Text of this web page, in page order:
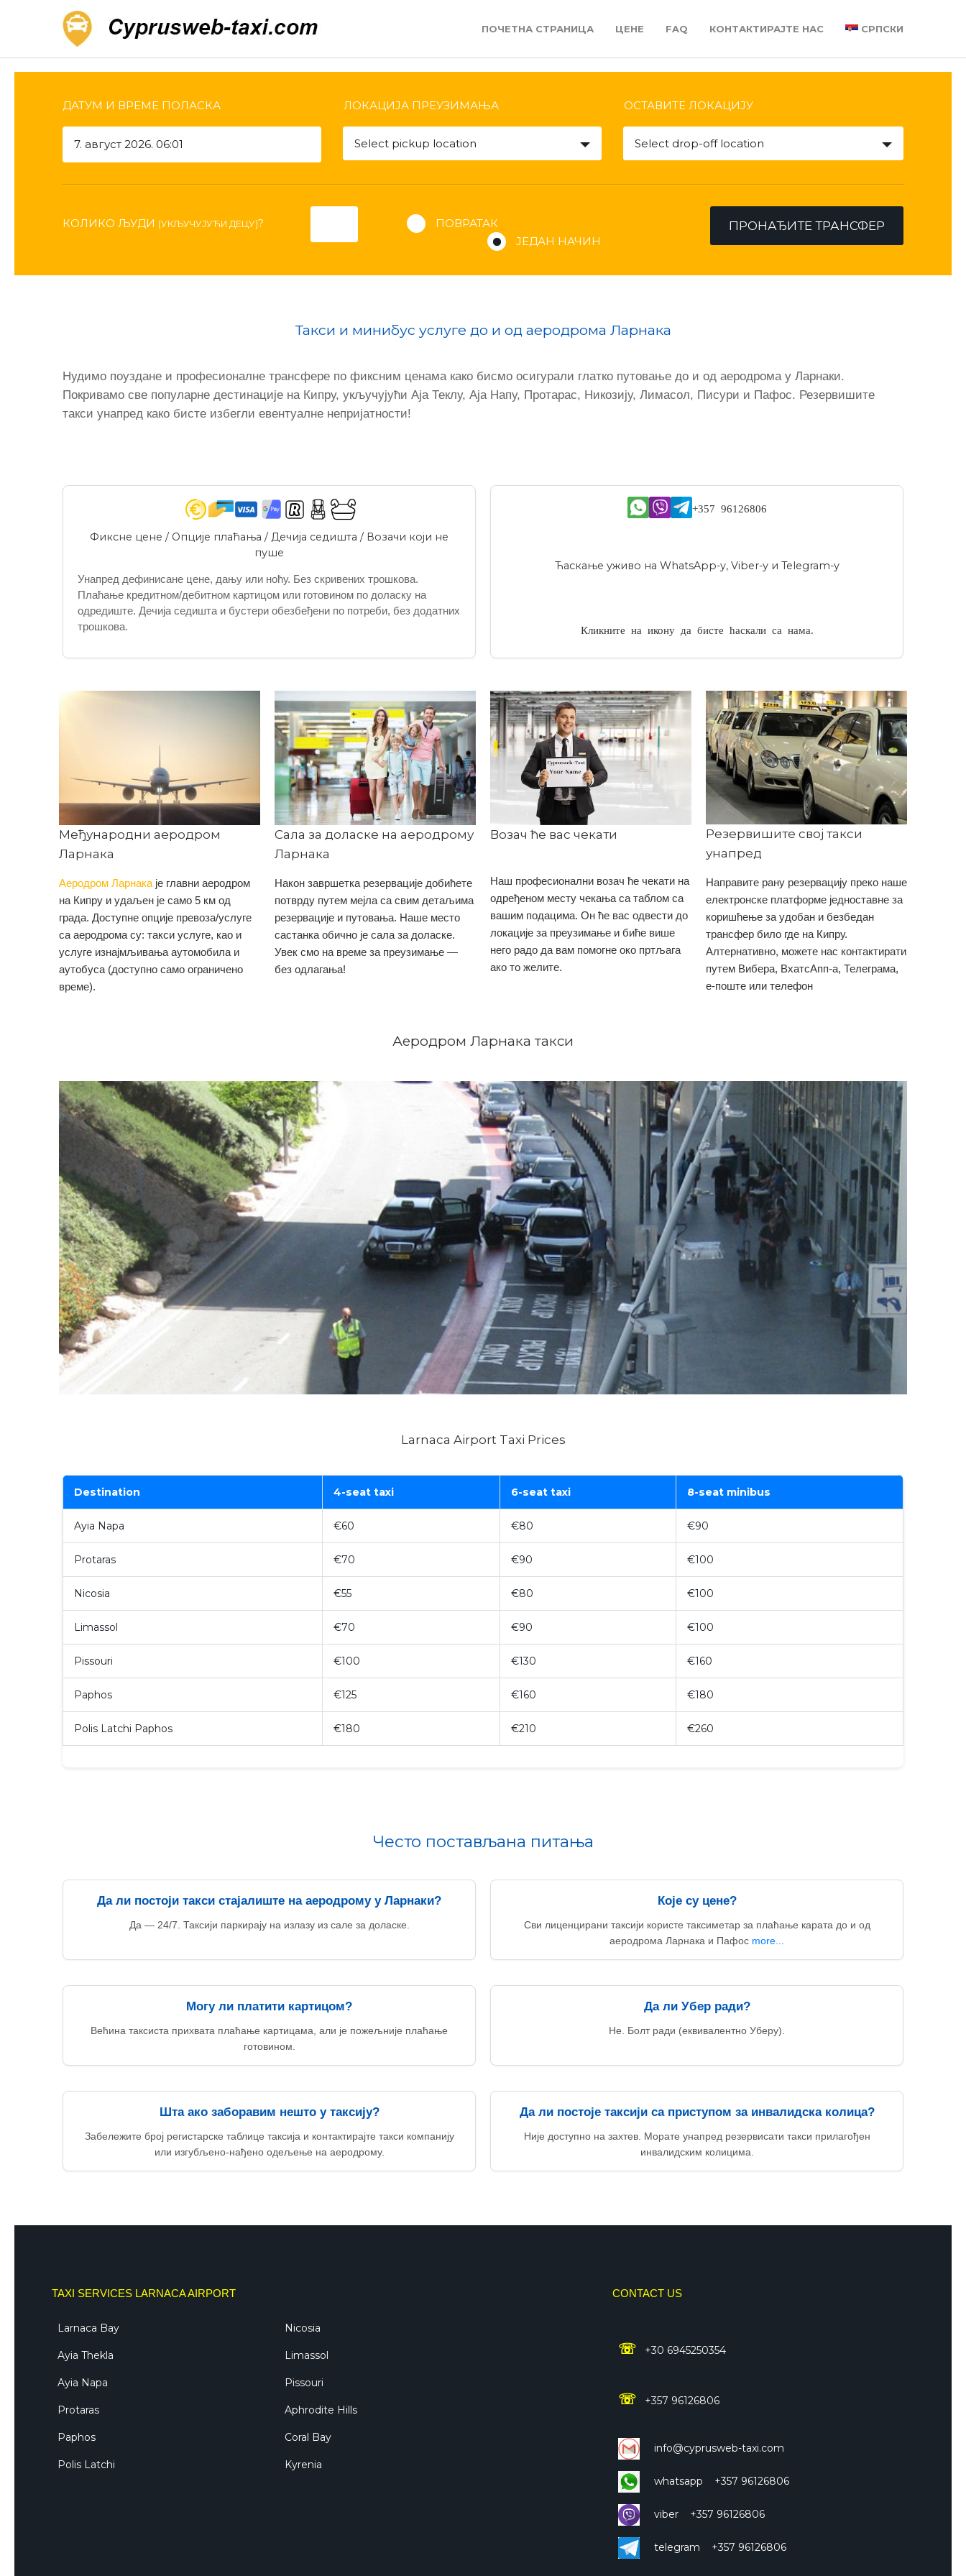
ПОЧЕТНА СТРАНИЦА ЦЕНЕ FAQ КОНТАКТИРАЈТЕ НАС СРПСКИ
ДАТУМ И ВРЕМЕ ПОЛАСКА ЛОКАЦИЈА ПРЕУЗИМАЊА
Select pickup location
ОСТАВИТЕ ЛОКАЦИЈУ
Select drop-off location
КОЛИКО ЉУДИ (УКЉУЧУЈУЋИ ДЕЦУ)?
ПОВРАТАК
ЈЕДАН НАЧИН
ПРОНАЂИТЕ ТРАНСФЕР
Такси и минибус услуге до и од аеродрома Ларнака
Нудимо поуздане и професионалне трансфере по фиксним ценама како бисмо осигурали глатко путовање до и од аеродрома у Ларнаки.
Покривамо све популарне дестинације на Кипру, укључујући Аја Теклу, Аја Напу, Протарас, Никозију, Лимасол, Писури и Пафос. Резервишите
такси унапред како бисте избегли евентуалне непријатности!
Фиксне цене / Опције плаћања / Дечија седишта / Возачи који не
пуше
Унапред дефинисане цене, дању или ноћу. Без скривених трошкова.
Плаћање кредитном/дебитном картицом или готовином по доласку на
одредиште. Дечија седишта и бустери обезбеђени по потреби, без додатних
трошкова.
+357 96126806
Ћаскање уживо на WhatsApp-у, Viber-у и Telegram-у
Кликните на икону да бисте ћаскали са нама.
Међународни аеродром
Ларнака
Аеродром Ларнака је главни аеродром
на Кипру и удаљен је само 5 км од
града. Доступне опције превоза/услуге
са аеродрома су: такси услуге, као и
услуге изнајмљивања аутомобила и
аутобуса (доступно само ограничено
време).
Сала за доласке на аеродрому
Ларнака
Након завршетка резервације добићете
потврду путем мејла са свим детаљима
резервације и путовања. Наше место
састанка обично је сала за доласке.
Увек смо на време за преузимање —
без одлагања!
Возач ће вас чекати
Наш професионални возач ће чекати на
одређеном месту чекања са таблом са
вашим подацима. Он ће вас одвести до
локације за преузимање и биће више
него радо да вам помогне око пртљага
ако то желите.
Резервишите свој такси
унапред
Направите рану резервацију преко наше
електронске платформе једноставне за
коришћење за удобан и безбедан
трансфер било где на Кипру.
Алтернативно, можете нас контактирати
путем Вибера, ВхатсАпп-а, Телеграма,
е-поште или телефон
Аеродром Ларнака такси
Larnaca Airport Taxi Prices
Destination 4-seat taxi 6-seat taxi 8-seat minibus
Ayia Napa €60 €80 €90
Protaras €70 €90 €100
Nicosia €55 €80 €100
Limassol €70 €90 €100
Pissouri €100 €130 €160
Paphos €125 €160 €180
Polis Latchi Paphos €180 €210 €260
Често постављана питања
Да ли постоји такси стајалиште на аеродрому у Ларнаки?
Да — 24/7. Таксији паркирају на излазу из сале за доласке.
Које су цене?
Сви лиценцирани таксији користе таксиметар за плаћање карата до и од
аеродрома Ларнака и Пафос more...
Могу ли платити картицом?
Већина таксиста прихвата плаћање картицама, али је пожељније плаћање
готовином.
Да ли Убер ради?
Не. Болт ради (еквивалентно Уберу).
Шта ако заборавим нешто у таксију?
Забележите број регистарске таблице таксија и контактирајте такси компанију
или изгубљено-нађено одељење на аеродрому.
Да ли постоје таксији са приступом за инвалидска колица?
Није доступно на захтев. Морате унапред резервисати такси прилагођен
инвалидским колицима.
TAXI SERVICES LARNACA AIRPORT
Larnaca Bay Nicosia
Ayia Thekla Limassol
Ayia Napa Pissouri
Protaras Aphrodite Hills
Paphos Coral Bay
Polis Latchi Kyrenia
CONTACT US
☏ +30 6945250354
☏ +357 96126806
info@cyprusweb-taxi.com
whatsapp +357 96126806
viber +357 96126806
telegram +357 96126806